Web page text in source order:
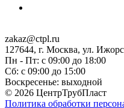
zakaz@ctpl.ru
127644, г. Москва, ул.
Пн - Пт: с 09:00 до 18:00
Сб: с 09:00 до 15:00
Воскресенье: выходной
© 2026 ЦентрТрубПласт
Политика обработки